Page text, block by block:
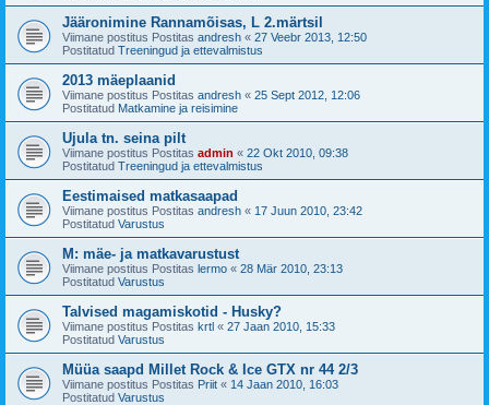
Jääronimine Rannamõisas, L 2.märtsil
Viimane postitus Postitas andresh « 27 Veebr 2013, 12:50
Postitatud Treeningud ja ettevalmistus
2013 mäeplaanid
Viimane postitus Postitas andresh « 25 Sept 2012, 12:06
Postitatud Matkamine ja reisimine
Ujula tn. seina pilt
Viimane postitus Postitas admin « 22 Okt 2010, 09:38
Postitatud Treeningud ja ettevalmistus
Eestimaised matkasaapad
Viimane postitus Postitas andresh « 17 Juun 2010, 23:42
Postitatud Varustus
M: mäe- ja matkavarustust
Viimane postitus Postitas lermo « 28 Mär 2010, 23:13
Postitatud Varustus
Talvised magamiskotid - Husky?
Viimane postitus Postitas krtl « 27 Jaan 2010, 15:33
Postitatud Varustus
Müüa saapd Millet Rock & Ice GTX nr 44 2/3
Viimane postitus Postitas Priit « 14 Jaan 2010, 16:03
Postitatud Varustus